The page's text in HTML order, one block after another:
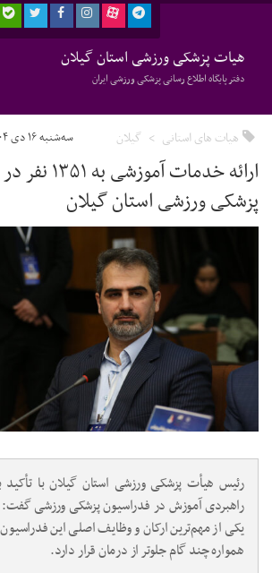
هیات پزشکی ورزشی استان گیلان
دفتر پایگاه اطلاع رسانی پزشکی ورزشی ایران
هیات های استانی گیلان سه‌شنبه ۱۶ دی ۱۴۰۴ - ۲۳:۳۵
ارائه خدمات
پزشکی ورزشی استان گیلان
رئیس هیأت پزشکی ورزشی استان گیلان با
راهبردی آموزش در فدراسیون پزشکی ورزشی
یکی از مهم‌ترین ارکان و وظایف اصلی این
همواره چند گام جلوتر از درمان قرار دارد.